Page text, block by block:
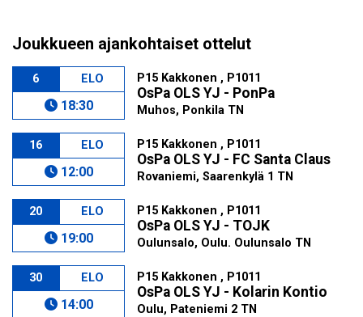
Joukkueen ajankohtaiset ottelut
6 ELO
18:30
P15 Kakkonen , P1011
OsPa OLS YJ - PonPa
Muhos, Ponkila TN
16 ELO
12:00
P15 Kakkonen , P1011
OsPa OLS YJ - FC Santa Claus
Rovaniemi, Saarenkylä 1 TN
20 ELO
19:00
P15 Kakkonen , P1011
OsPa OLS YJ - TOJK
Oulunsalo, Oulu. Oulunsalo TN
30 ELO
14:00
P15 Kakkonen , P1011
OsPa OLS YJ - Kolarin Kontio
Oulu, Pateniemi 2 TN